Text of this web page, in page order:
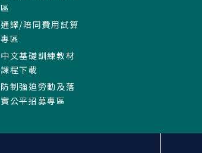
區
通譯/陪同費用試算
專區
中文基礎訓練教材
課程下載
防制強迫勞動及落
實公平招募專區